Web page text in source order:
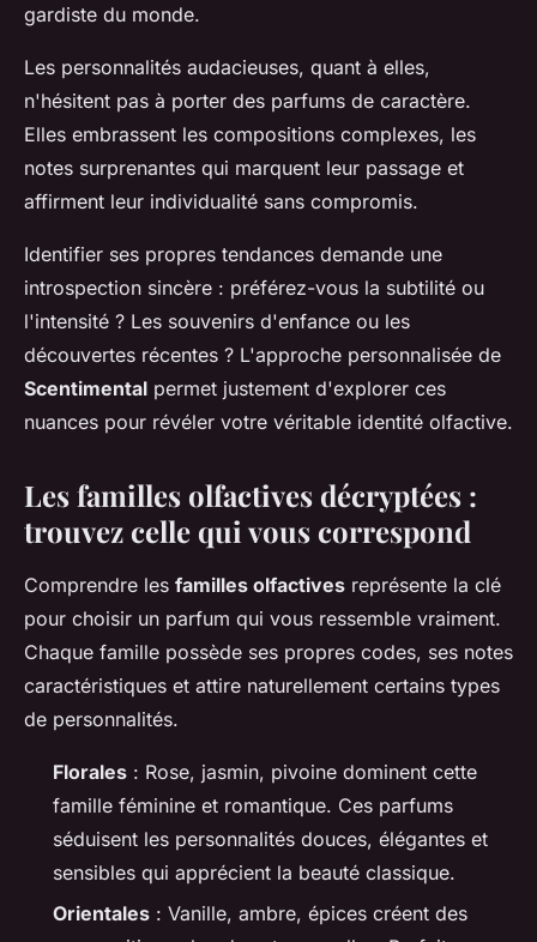
gardiste du monde.
Les personnalités audacieuses, quant à elles,
n'hésitent pas à porter des parfums de caractère.
Elles embrassent les compositions complexes, les
notes surprenantes qui marquent leur passage et
affirment leur individualité sans compromis.
Identifier ses propres tendances demande une
introspection sincère : préférez-vous la subtilité ou
l'intensité ? Les souvenirs d'enfance ou les
découvertes récentes ? L'approche personnalisée de
Scentimental permet justement d'explorer ces
nuances pour révéler votre véritable identité olfactive.
Les familles olfactives décryptées :
trouvez celle qui vous correspond
Comprendre les familles olfactives représente la clé
pour choisir un parfum qui vous ressemble vraiment.
Chaque famille possède ses propres codes, ses notes
caractéristiques et attire naturellement certains types
de personnalités.
Florales : Rose, jasmin, pivoine dominent cette
famille féminine et romantique. Ces parfums
séduisent les personnalités douces, élégantes et
sensibles qui apprécient la beauté classique.
Orientales : Vanille, ambre, épices créent des